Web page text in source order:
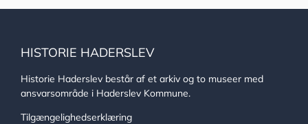
HISTORIE HADERSLEV
Historie Haderslev består af et arkiv og to museer med
ansvarsområde i Haderslev Kommune.
Tilgængelighedserklæring